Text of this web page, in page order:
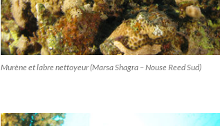
Murène et labre nettoyeur (Marsa Shagra – Nouse Reed Sud)